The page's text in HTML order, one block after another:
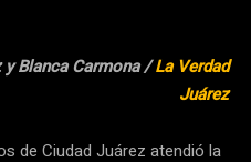
Blanca Carmona /La Verdad
Juárez
de Ciudad Juárez atendió la